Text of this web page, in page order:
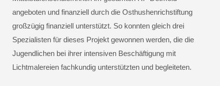
angeboten und finanziell durch die Osthushenrichstiftung
großzügig finanziell unterstützt. So konnten gleich drei
Spezialisten für dieses Projekt gewonnen werden, die die
Jugendlichen bei ihrer intensiven Beschäftigung mit
Lichtmalereien fachkundig unterstützten und begleiteten.